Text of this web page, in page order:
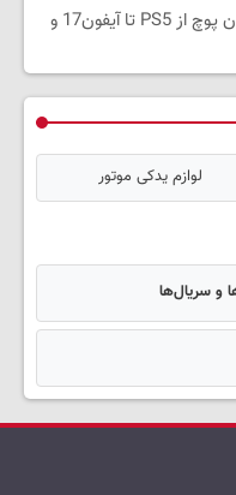
گردونه شانس بدون پوچ از PS5 تا آیفون17 و
لوازم یدکی موتور
و سریال‌ها